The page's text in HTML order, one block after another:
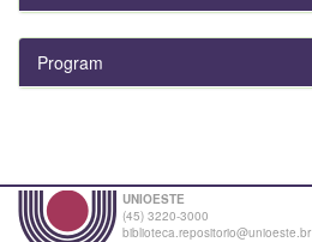
Program
UNIOESTE
(45) 3220-3000
biblioteca.repositorio@unioeste.br